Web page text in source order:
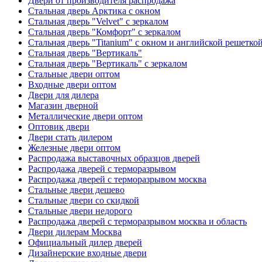
Стальная дверь Арктика с окном
Стальная дверь "Velvet" с зеркалом
Стальная дверь "Комфорт" с зеркалом
Стальная дверь "Titanium" с окном и английской
Стальная дверь "Вертикаль"
Стальная дверь "Вертикаль" с зеркалом
Стальные двери оптом
Входные двери оптом
Двери для дилера
Магазин дверной
Металлические двери оптом
Оптовик двери
Двери стать дилером
Железные двери оптом
Распродажа выставочных образцов дверей
Распродажа дверей с терморазрывом
Распродажа дверей с терморазрывом москва
Стальные двери дешево
Стальные двери со скидкой
Стальные двери недорого
Распродажа дверей с терморазрывом москва и область
Двери дилерам Москва
Официальный дилер дверей
Дизайнерские входные двери